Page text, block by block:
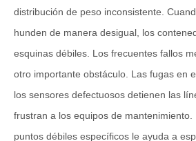
distribución de peso inconsistente.
hunden de manera desigual, los
esquinas débiles. Los frecuentes fallos
otro importante obstáculo. Las fugas en
los sensores defectuosos detienen las
frustran a los equipos de mantenimiento.
puntos débiles específicos le ayuda a